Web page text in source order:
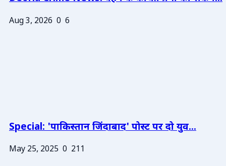
Aug 3, 2026 0 6
Special: 'पाकिस्तान जिंदाबाद' पोस्ट पर दो युव...
May 25, 2025 0 211